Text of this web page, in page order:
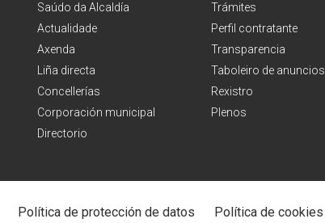
Saúdo da Alcaldía
Actualidade
Axenda
Liña directa
Concellerías
Corporación municipal
Directorio
Trámites
Perfil contratante
Transparencia
Taboleiro de anuncios
Rexistro
Plenos
Política de protección de datos Política de cookies